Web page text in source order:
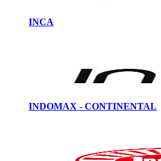
INCA
INDOMAX - CONTINENTAL